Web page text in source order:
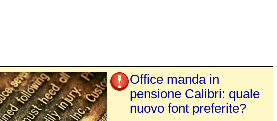
Office manda in
pensione Calibri: quale
nuovo font preferite?